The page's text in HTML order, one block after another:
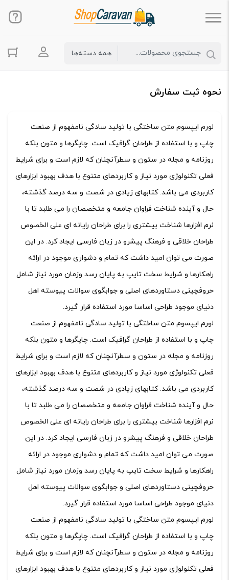
ورود به
نحوه ثبت سفارش
لورم ایپسوم متن ساختگی با تولید سادگی نامفهوم از صنعت
چاپ و با استفاده از طراحان گرافیک است. چاپگرها و متون بلکه
روزنامه و مجله در ستون و سطرآنچنان که لازم است و برای شرایط
فعلی تکنولوژی مورد نیاز و کاربردهای متنوع با هدف بهبود ابزارهای
کاربردی می باشد. کتابهای زیادی در شصت و سه درصد گذشته،
حال و آینده شناخت فراوان جامعه و متخصصان را می طلبد تا با
نرم افزارها شناخت بیشتری را برای طراحان رایانه ای علی الخصوص
طراحان خلاقی و فرهنگ پیشرو در زبان فارسی ایجاد کرد. در این
صورت می توان امید داشت که تمام و دشواری موجود در ارائه
راهکارها و شرایط سخت تایپ به پایان رسد وزمان مورد نیاز شامل
حروفچینی دستاوردهای اصلی و جوابگوی سوالات پیوسته اهل
دنیای موجود طراحی اساسا مورد استفاده قرار گیرد.
لورم ایپسوم متن ساختگی با تولید سادگی نامفهوم از صنعت
چاپ و با استفاده از طراحان گرافیک است. چاپگرها و متون بلکه
روزنامه و مجله در ستون و سطرآنچنان که لازم است و برای شرایط
فعلی تکنولوژی مورد نیاز و کاربردهای متنوع با هدف بهبود ابزارهای
کاربردی می باشد. کتابهای زیادی در شصت و سه درصد گذشته،
حال و آینده شناخت فراوان جامعه و متخصصان را می طلبد تا با
نرم افزارها شناخت بیشتری را برای طراحان رایانه ای علی الخصوص
طراحان خلاقی و فرهنگ پیشرو در زبان فارسی ایجاد کرد. در این
صورت می توان امید داشت که تمام و دشواری موجود در ارائه
راهکارها و شرایط سخت تایپ به پایان رسد وزمان مورد نیاز شامل
حروفچینی دستاوردهای اصلی و جوابگوی سوالات پیوسته اهل
دنیای موجود طراحی اساسا مورد استفاده قرار گیرد.
لورم ایپسوم متن ساختگی با تولید سادگی نامفهوم از صنعت
چاپ و با استفاده از طراحان گرافیک است. چاپگرها و متون بلکه
روزنامه و مجله در ستون و سطرآنچنان که لازم است و برای شرایط
فعلی تکنولوژی مورد نیاز و کاربردهای متنوع با هدف بهبود ابزارهای